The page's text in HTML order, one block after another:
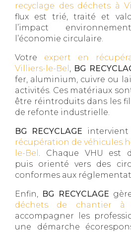
recyclage des déchets à
flux est trié, traité et
l’impact
l’économie circulaire.
Votre expert en
Villiers-le-Bel , BG
fer, aluminium, cuivre ou
activités. Ces matériaux
être réintroduits dans les
de refonte industrielle.
BG RECYCLAGE
récupération de véhicules
le-Bel . Chaque VHU est
puis orienté vers des
conformes aux
Enfin, BG RECYCLAGE
déchets de chantier à
accompagner les
une démarche